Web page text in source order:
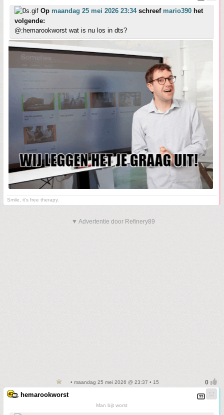
Op maandag 25 mei 2026 23:34schreef mario390 het
volgende:
@:hemarookworst wat is nu los in dts?
Smile, it's free therapy.
▼ Advertentie door Refinery89
• maandag 25 mei 2026 @ 23:37 • 15
hemarookworst
Man bijt worst